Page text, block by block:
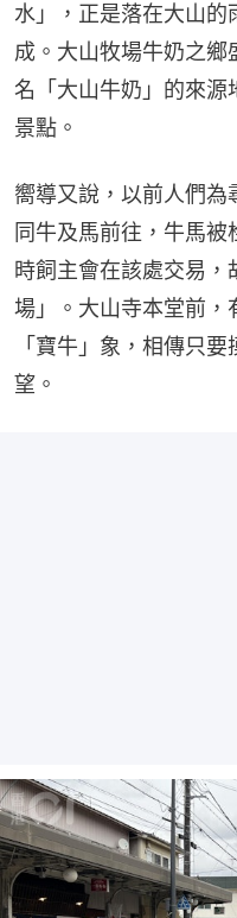
水」，正是落在大山
成。大山牧場牛奶之鄉
名「大山牛奶」的來源
景點。
嚮導又說，以前人們為
同牛及馬前往，牛馬
時飼主會在該處交易
場」。大山寺本堂前，
「寶牛」象，相傳只
望。